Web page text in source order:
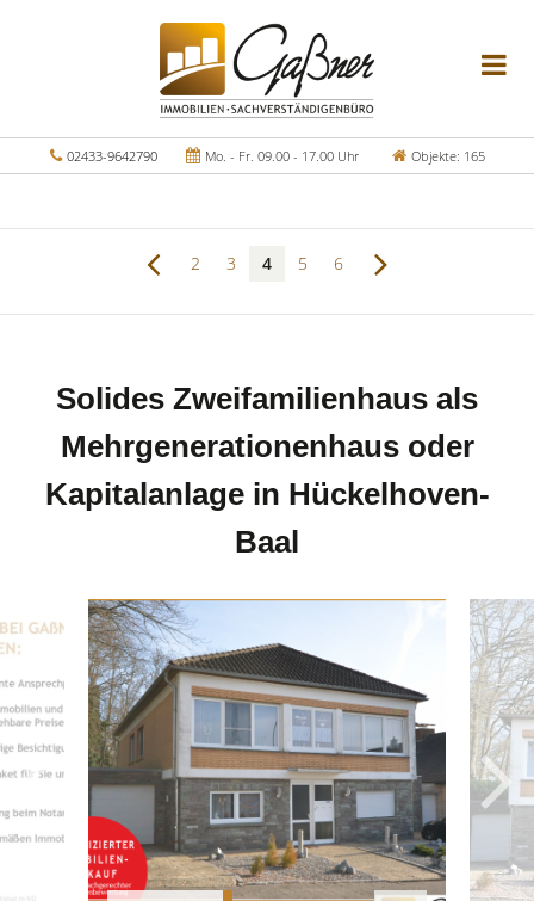
02433-9642790 Mo. - Fr. 09.00 - 17.00 Uhr Objekte: 165
2 3 4 5 6
Solides Zweifamilienhaus als
Mehrgenerationenhaus oder
Kapitalanlage in Hückelhoven-
Baal